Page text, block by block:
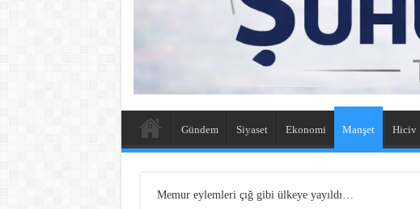
Gündem Siyaset Ekonomi Manşet Hiciv
Memur eylemleri çığ gibi ülkeye yayıldı…